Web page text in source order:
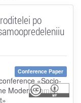
po
Conference Paper